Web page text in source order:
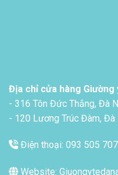
Địa chỉ cửa hàng Giường
- 316 Tôn Đức Thắng, Đà
- 120 Lương Trúc Đàm, Đà
Điện thoại: 093 505
Website: